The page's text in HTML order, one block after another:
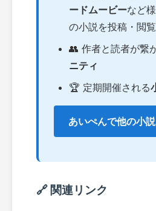
ードムービーなど
の小説を投稿・閲
👥 作者と読者が繋
ニティ
🏆 定期開催される
あいぺんで他の小
🔗 関連リンク